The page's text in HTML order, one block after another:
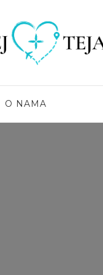
O NAMA